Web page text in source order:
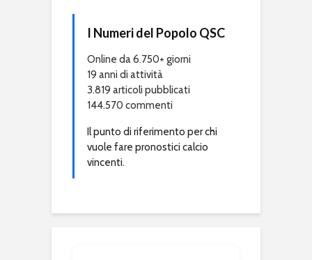
I Numeri del Popolo QSC
Online da 6.750+ giorni
19 anni di attività
3.819 articoli pubblicati
144.570 commenti
Il punto di riferimento per chi
vuole fare pronostici calcio
vincenti.